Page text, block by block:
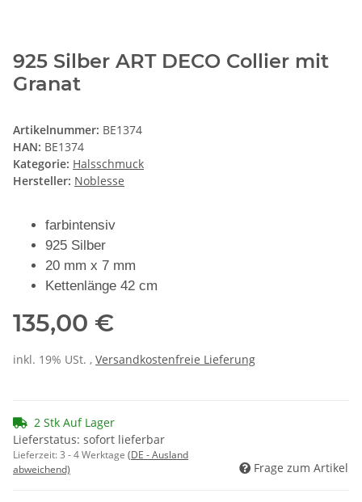
925 Silber ART DECO Collier mit
Granat
Artikelnummer: BE1374
HAN: BE1374
Kategorie: Halsschmuck
Hersteller: Noblesse
farbintensiv
925 Silber
20 mm x 7 mm
Kettenlänge 42 cm
135,00 €
inkl. 19% USt. , Versandkostenfreie Lieferung
2 Stk Auf Lager
Lieferstatus: sofort lieferbar
Lieferzeit:3 - 4 Werktage (DE - Ausland
abweichend)
Frage zum Artikel